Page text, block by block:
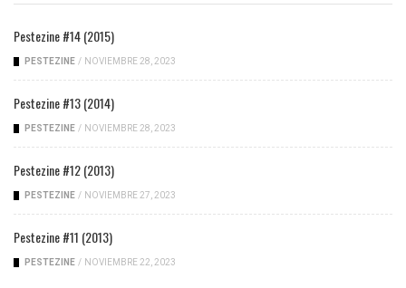
Pestezine #14 (2015)
PESTEZINE / NOVIEMBRE 28, 2023
Pestezine #13 (2014)
PESTEZINE / NOVIEMBRE 28, 2023
Pestezine #12 (2013)
PESTEZINE / NOVIEMBRE 27, 2023
Pestezine #11 (2013)
PESTEZINE / NOVIEMBRE 22, 2023